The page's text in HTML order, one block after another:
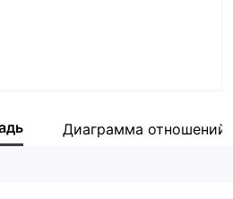
Диаграмма отношений